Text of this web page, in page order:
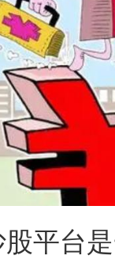
平台